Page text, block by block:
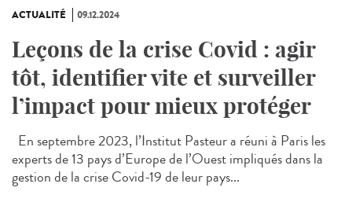
ACTUALITÉ 09.12.2024
Leçons de la crise Covid : agir
tôt, identifier vite et surveiller
l’impact pour mieux protéger
En septembre 2023, l’Institut Pasteur a réuni à Paris les
experts de 13 pays d’Europe de l’Ouest impliqués dans la
gestion de la crise Covid-19 de leur pays...